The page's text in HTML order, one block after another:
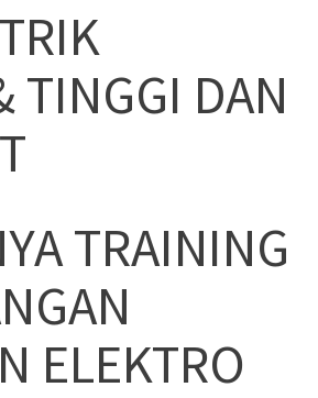
TINGGI DAN
TRAINING
ELEKTRO